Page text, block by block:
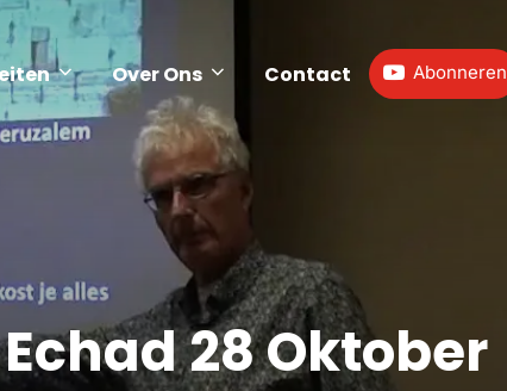
Over Ons Contact Abonneren
28 Oktober